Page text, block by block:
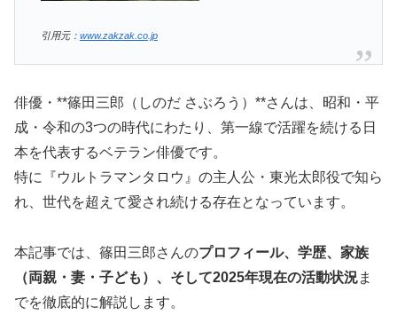
引用元： www.zakzak.co.jp
俳優・**篠田三郎（しのだ さぶろう）**さんは、昭和・平
成・令和の3つの時代にわたり、第一線で活躍を続ける日
本を代表するベテラン俳優です。
特に『ウルトラマンタロウ』の主人公・東光太郎役で知ら
れ、世代を超えて愛され続ける存在となっています。
本記事では、篠田三郎さんのプロフィール、学歴、家族
（両親・妻・子ども）、そして2025年現在の活動状況ま
でを徹底的に解説します。